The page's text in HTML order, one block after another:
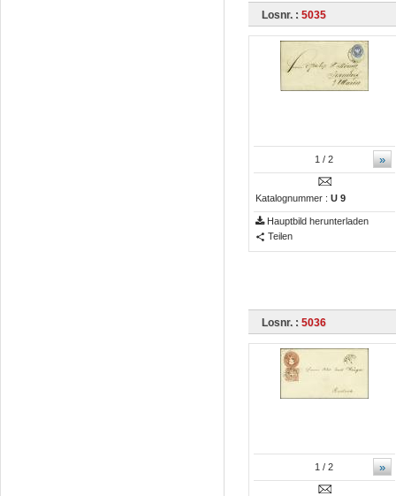
Losnr. : 5035
»
1 / 2
Katalognummer : U 9
Hauptbild herunterladen
Teilen
Losnr. : 5036
»
1 / 2